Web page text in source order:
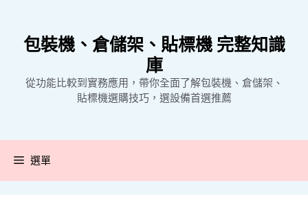
包裝機、倉儲架、貼標機 完整知識
庫
從功能比較到實務應用，帶你全面了解包裝機、倉儲架、
貼標機選購技巧，選設備首選推薦
選單